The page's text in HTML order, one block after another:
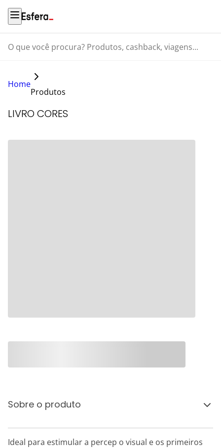
O que você procura? Produtos, cashback, viagens...
Home
Produtos
LIVRO CORES
Sobre o produto
Ideal para estimular a percep o visual e os primeiros